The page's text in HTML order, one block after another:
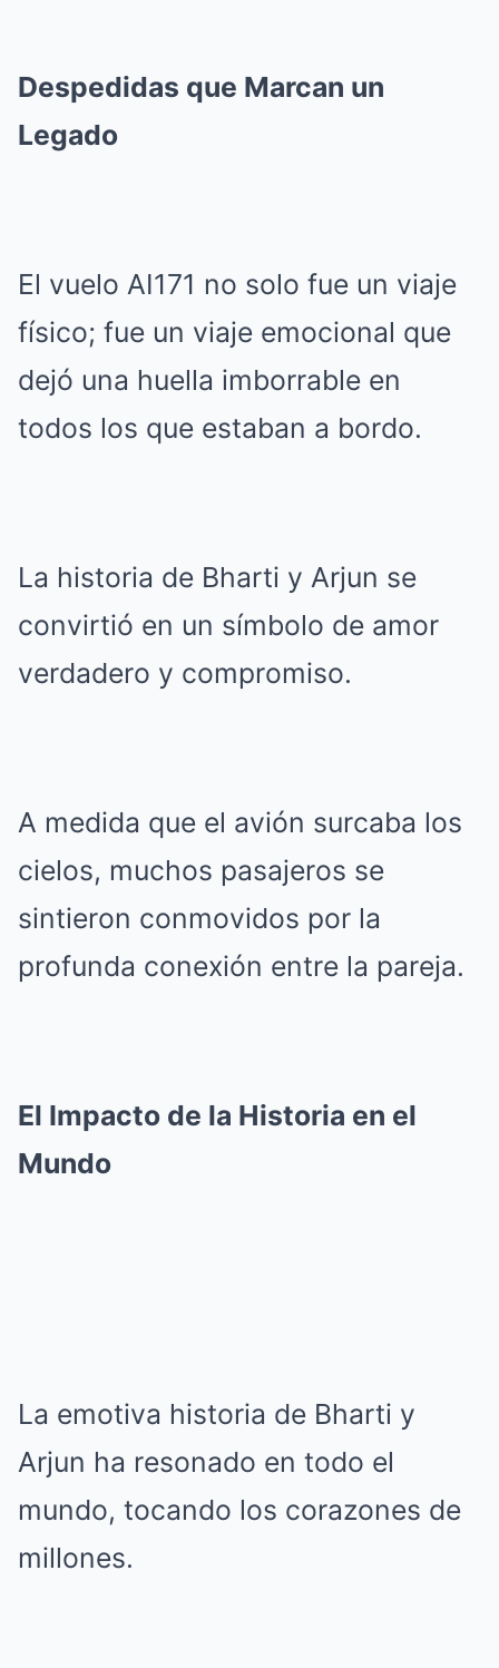
Despedidas que Marcan un
Legado
El vuelo AI171 no solo fue un viaje
físico; fue un viaje emocional que
dejó una huella imborrable en
todos los que estaban a bordo.
La historia de Bharti y Arjun se
convirtió en un símbolo de amor
verdadero y compromiso.
A medida que el avión surcaba los
cielos, muchos pasajeros se
sintieron conmovidos por la
profunda conexión entre la pareja.
El Impacto de la Historia en el
Mundo
La emotiva historia de Bharti y
Arjun ha resonado en todo el
mundo, tocando los corazones de
millones.